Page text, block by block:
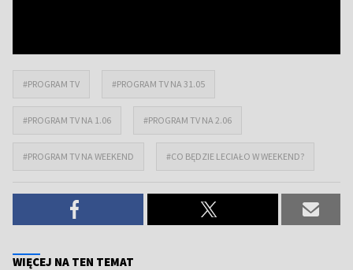
#PROGRAM TV #PROGRAM TV NA 31.05
#PROGRAM TV NA 1.06 #PROGRAM TV NA 2.06
#PROGRAM TV NA WEEKEND #CO BĘDZIE LECIAŁO W WEEKEND?
WIĘCEJ NA TEN TEMAT